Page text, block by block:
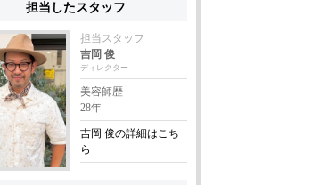
担当したスタッフ
担当スタッフ
吉岡 俊
ディレクター
美容師歴
28年
吉岡 俊の詳細はこち
ら